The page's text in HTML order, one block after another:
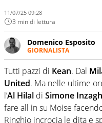
11/07/25 09:28
3 min di lettura
Domenico Esposito
GIORNALISTA
Da vent’anni in
in tutte le sue
calcio e per la sfera
serissima, guai a
Tutti pazzi di Kean. Dal
United. Ma nelle ultime
l’Al Hilal di Simone
fare all in su Moise
Ringhio incrocia le dita e